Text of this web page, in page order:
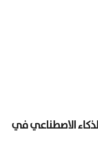
الاصطناعي في